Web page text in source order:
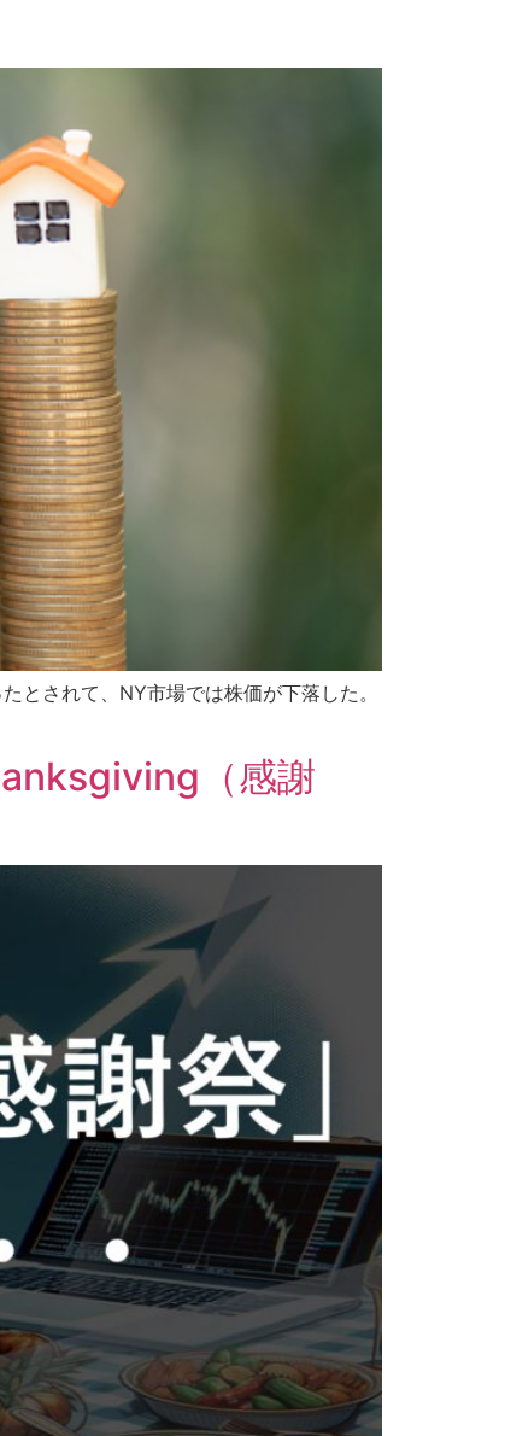
とされて、NY市場では株価が下落した。
（感謝